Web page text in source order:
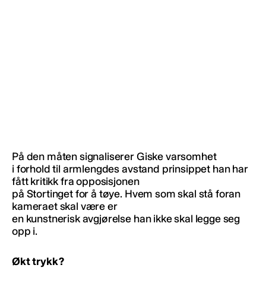
På den måten signaliserer Giske varsomhet
i forhold til armlengdes avstand prinsippet han har
fått kritikk fra opposisjonen
på Stortinget for å tøye. Hvem som skal stå foran
kameraet skal være er
en kunstnerisk avgjørelse han ikke skal legge seg
opp i.
Økt trykk?